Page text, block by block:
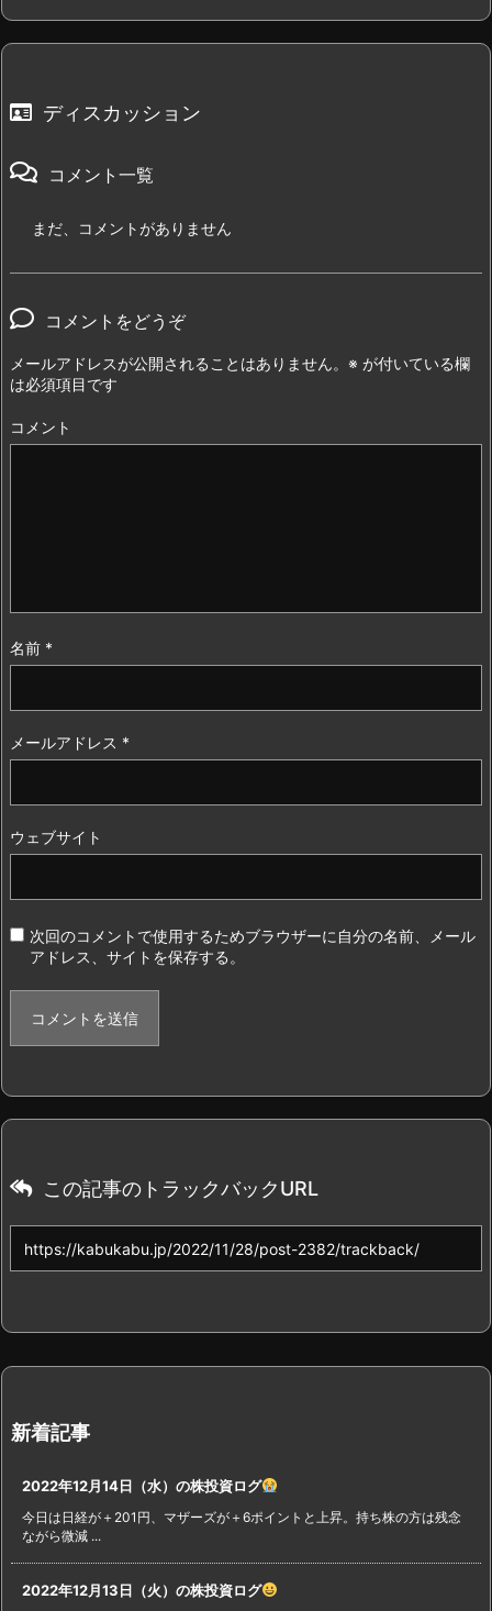
ディスカッション
コメント一覧
まだ、コメントがありません
コメントをどうぞ
メールアドレスが公開されることはありません。 ※ が付いている欄
は必須項目です
コメント
名前 *
メールアドレス *
ウェブサイト
次回のコメントで使用するためブラウザーに自分の名前、メール
アドレス、サイトを保存する。
この記事のトラックバックURL
新着記事
2022年12月14日（水）の株投資ログ
今日は日経が＋201円、マザーズが＋6ポイントと上昇。持ち株の方は残念
ながら微減 ...
2022年12月13日（火）の株投資ログ